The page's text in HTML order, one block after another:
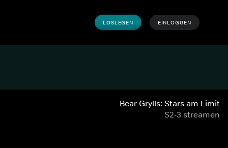
LOSLEGEN EINLOGGEN
Bear Grylls: Stars am Limit
S2-3 streamen